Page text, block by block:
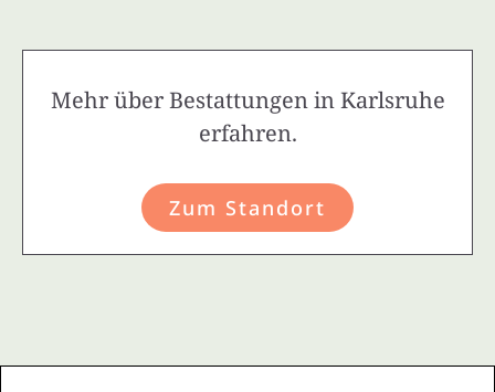
Mehr über Bestattungen in Karlsruhe
erfahren.
Zum Standort